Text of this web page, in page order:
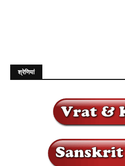
श्रेणियां